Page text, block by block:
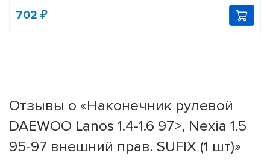
702 ₽
Отзывы о «Наконечник рулевой
DAEWOO Lanos 1.4-1.6 97>, Nexia 1.5
95-97 внешний прав. SUFIX (1 шт)»